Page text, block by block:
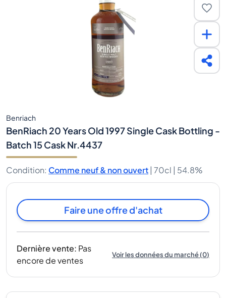
Benriach
BenRiach 20 Years Old 1997 Single Cask Bottling -
Batch 15 Cask Nr.4437
Condition: Comme neuf & non ouvert | 70cl | 54.8%
Faire une offre d'achat
Dernière vente: Pas
encore de ventes
Voir les données du marché(0)